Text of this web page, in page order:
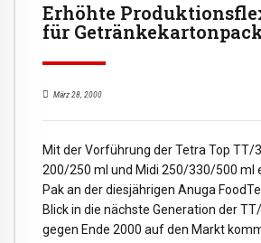
Erhöhte
für
März 28, 2000
Mit der Vorführung der Tetra Top TT/
200/250 ml und Midi 250/330/500 ml
Pak an der diesjährigen Anuga
Blick in die nächste Generation der
gegen Ende 2000 auf den Markt